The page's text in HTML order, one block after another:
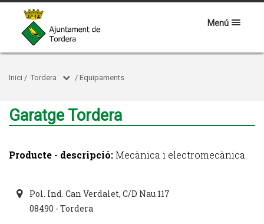
Menú
Inici / Tordera / Equipaments
Garatge Tordera
Producte - descripció:Mecànica i electromecànica.
Pol. Ind. Can Verdalet, C/D Nau 117
08490 - Tordera